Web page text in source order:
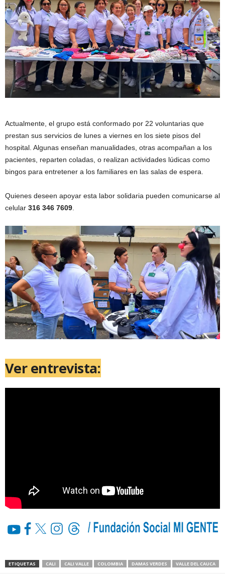
Actualmente, el grupo está conformado por 22 voluntarias que
prestan sus servicios de lunes a viernes en los siete pisos del
hospital. Algunas enseñan manualidades, otras acompañan a los
pacientes, reparten coladas, o realizan actividades lúdicas como
bingos para entretener a los familiares en las salas de espera.
Quienes deseen apoyar esta labor solidaria pueden comunicarse al
celular 316 346 7609
Ver entrevista:
ETIQUETAS CALI CALI VALLE COLOMBIA DAMAS VERDES VALLE DEL CAUCA